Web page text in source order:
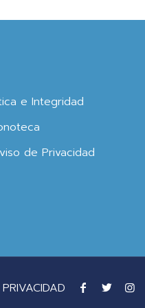
e Integridad
de Privacidad